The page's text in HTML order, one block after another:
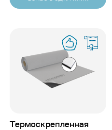
Термоскрепленная